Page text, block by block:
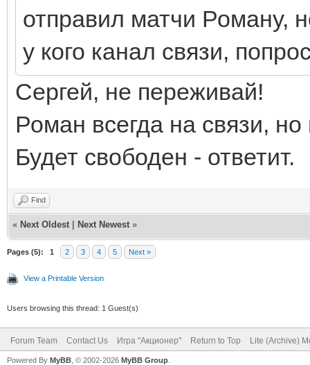
отправил матчи Роману,
у кого канал связи,
Сергей, не переживай!
Роман всегда на связи,
Будет свободен - ответит.
Find
« Next Oldest Next Newest »
Pages (5): 1 2 3 4 5 Next »
View a Printable Version
Users browsing this thread: 1 Guest(s)
Forum Team Contact Us Игра "Акционер" Return to Top Lite (Archive)
Powered By MyBB , © 2002-2026 MyBB Group